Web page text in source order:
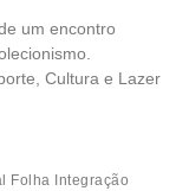
um encontro
Cultura e Lazer
Folha Integração